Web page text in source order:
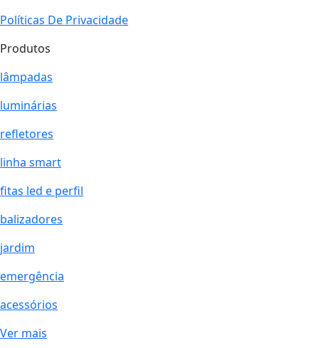
Políticas De Privacidade
Produtos
lâmpadas
luminárias
refletores
linha smart
fitas led e perfil
balizadores
jardim
emergência
acessórios
Ver mais